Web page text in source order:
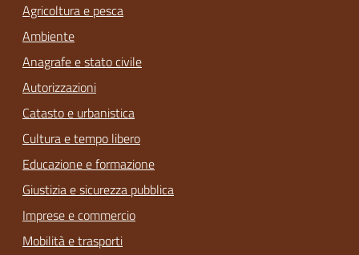
Agricoltura e pesca
Ambiente
Anagrafe e stato civile
Autorizzazioni
Catasto e urbanistica
Cultura e tempo libero
Educazione e formazione
Giustizia e sicurezza pubblica
Imprese e commercio
Mobilità e trasporti